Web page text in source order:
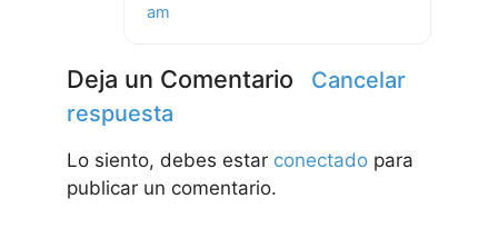
am
Deja un Comentario
Cancelar
respuesta
Lo siento, debes estar conectado para
publicar un comentario.